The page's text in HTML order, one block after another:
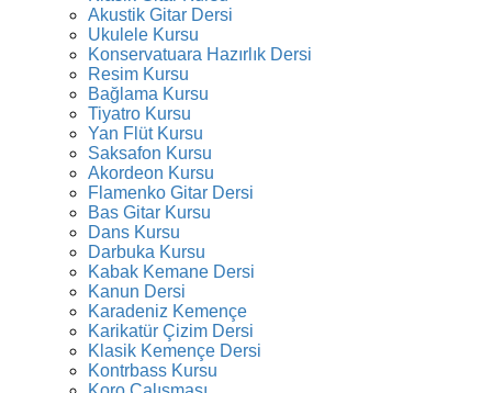
Akustik Gitar Dersi
Ukulele Kursu
Konservatuara Hazırlık Dersi
Resim Kursu
Bağlama Kursu
Tiyatro Kursu
Yan Flüt Kursu
Saksafon Kursu
Akordeon Kursu
Flamenko Gitar Dersi
Bas Gitar Kursu
Dans Kursu
Darbuka Kursu
Kabak Kemane Dersi
Kanun Dersi
Karadeniz Kemençe
Karikatür Çizim Dersi
Klasik Kemençe Dersi
Kontrbass Kursu